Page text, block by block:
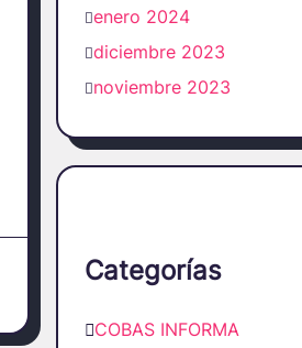
enero 2024
diciembre 2023
noviembre 2023
Categorías
COBAS INFORMA